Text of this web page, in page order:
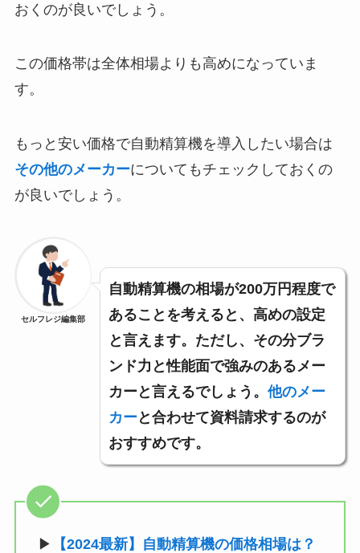
おくのが良いでしょう。
この価格帯は全体相場よりも高めになっていま
す。
もっと安い価格で自動精算機を導入したい場合は
その他のメーカーについてもチェックしておくの
が良いでしょう。
セルフレジ編集部
自動精算機の相場が200万円程度で
あることを考えると、高めの設定
と言えます。ただし、その分ブラ
ンド力と性能面で強みのあるメー
カーと言えるでしょう。 他のメー
カーと合わせて資料請求するのが
おすすめです。
▶︎
【2024最新】自動精算機の価格相場は？